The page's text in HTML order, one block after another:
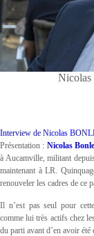
Nicolas
Interview de Nicolas
Présentation : Nicolas
à Aucamville, militant
maintenant à LR.
renouveler les cadres de ce
Il n’est pas seul pour
comme lui très actifs chez
du parti avant d’en avoir été